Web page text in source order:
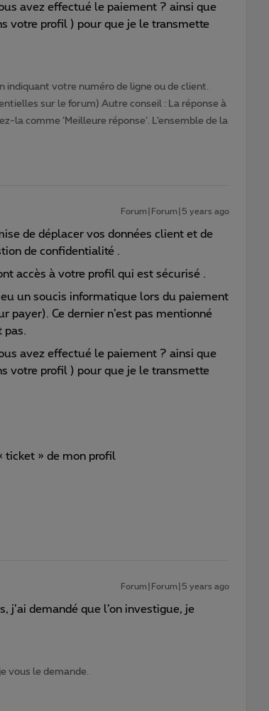
avez effectué le paiement ? ainsi que
votre profil ) pour que je le transmette
votre numéro de ligne ou de client.
sur le forum) Autre conseil : La réponse à
la comme ‘Meilleure réponse’. L’ensemble de la
Forum|Forum|5 years ago
de déplacer vos données client et de
de confidentialité .
accès à votre profil qui est sécurisé .
un soucis informatique lors du paiement
payer). Ce dernier n’est pas mentionné
avez effectué le paiement ? ainsi que
votre profil ) pour que je le transmette
ticket » de mon profil
Forum|Forum|5 years ago
j’ai demandé que l’on investigue, je
vous le demande.